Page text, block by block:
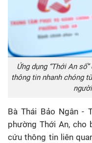
Ứng dụng “Thới An
thông tin nhanh chóng
Bà Thái Bảo Ngân -
phường Thới An, cho
cứu thông tin liên